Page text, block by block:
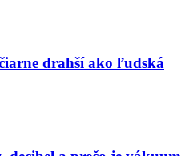
drahší ako ľudská